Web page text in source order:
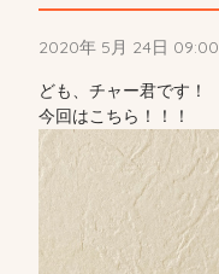
2020年 5月 24日 09:00
ども、チャー君です！
今回はこちら！！！